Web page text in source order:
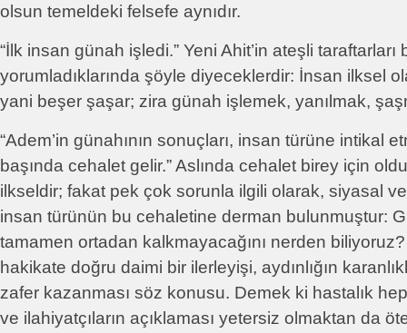
olsun temeldeki felsefe aynıdır.
“İlk insan günah işledi.” Yeni Ahit’in ateşli
yorumladıklarında şöyle diyeceklerdir: İnsan ilksel
yani beşer şaşar; zira günah işlemek, yanılmak,
“Adem’in günahının sonuçları, insan türüne intikal
başında cehalet gelir.” Aslında cehalet birey için
ilkseldir; fakat pek çok sorunla ilgili olarak, siyasal
insan türünün bu cehaletine derman bulunmuştur:
tamamen ortadan kalkmayacağını nerden
hakikate doğru daimi bir ilerleyişi, aydınlığın
zafer kazanması söz konusu. Demek ki hastalık
ve ilahiyatçıların açıklaması yetersiz olmaktan da